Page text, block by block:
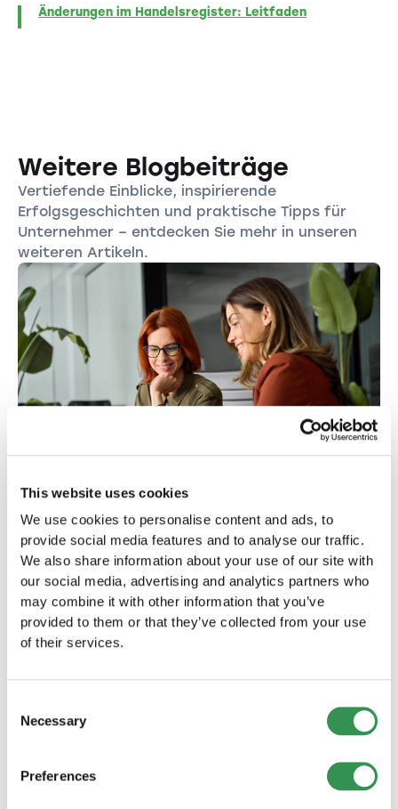
This website uses cookies
We use cookies to personalise content and ads, to
provide social media features and to analyse our traffic.
We also share information about your use of our site with
our social media, advertising and analytics partners who
may combine it with other information that you’ve
provided to them or that they’ve collected from your use
of their services.
Selection
Necessary
Preferences
Änderungen im Handelsregister: Leitfaden
Weitere Blogbeiträge
Vertiefende Einblicke, inspirierende
Erfolgsgeschichten und praktische Tipps für
Unternehmer – entdecken Sie mehr in unseren
weiteren Artikeln.
FIRMENGRÜNDUNG
Neugründungen in der Schweiz (Juli 2026):
Leichter Rückgang gegenüber dem Vorjahr
Die Firmengründungen in der Schweiz gingen im Juli 2026
leicht zurück. Zwischen den Grossregionen zeigten sich
jedoch deutliche Unterschiede.
Mehr lesen